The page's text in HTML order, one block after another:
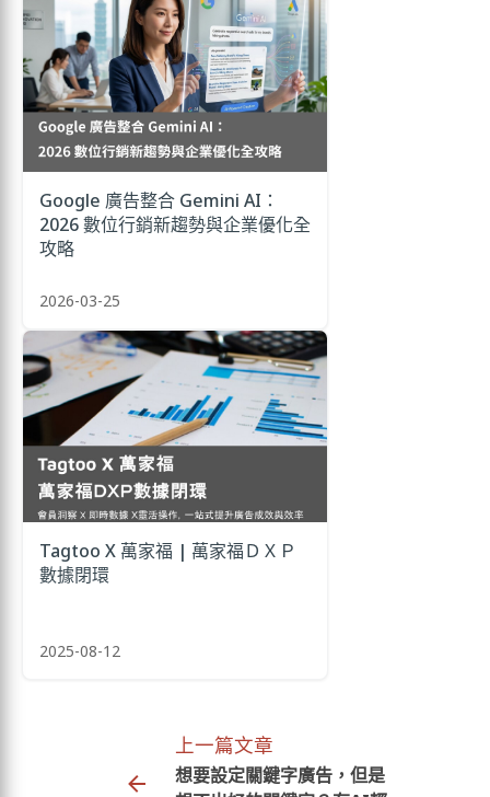
Google 廣告整合 Gemini AI：
2026 數位行銷新趨勢與企業優化全
攻略
2026-03-25
Tagtoo X 萬家福 | 萬家福ＤＸＰ
數據閉環
2025-08-12
上一篇文章
想要設定關鍵字廣告，但是